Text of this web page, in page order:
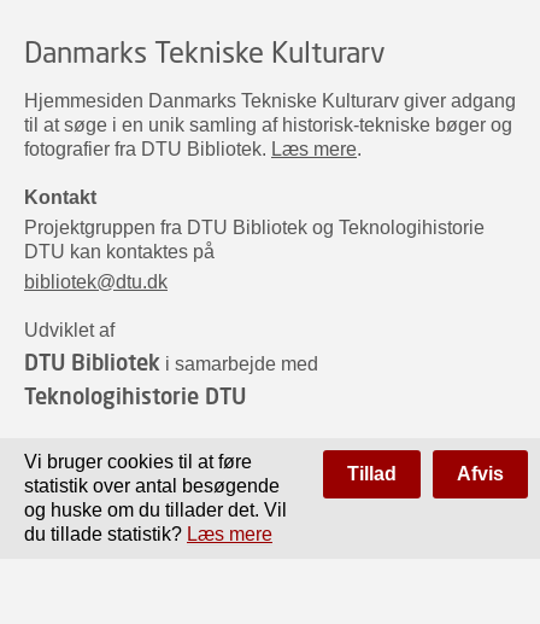
Danmarks Tekniske Kulturarv
Hjemmesiden Danmarks Tekniske Kulturarv giver adgang
til at søge i en unik samling af historisk-tekniske bøger og
fotografier fra DTU Bibliotek. Læs mere.
Kontakt
Projektgruppen fra DTU Bibliotek og Teknologihistorie
DTU kan kontaktes på
bibliotek@dtu.dk
Udviklet af
DTU Bibliotek i samarbejde med
Teknologihistorie DTU
Vi bruger cookies til at føre
statistik over antal besøgende
og huske om du tillader det. Vil
du tillade statistik? Læs mere
Tillad Afvis